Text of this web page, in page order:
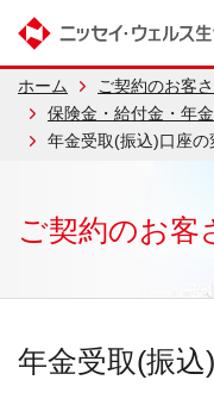
ホーム ご契約のお客
保険金・給付金・年
年金受取(振込)口座の
ご契約のお客
年金受取(振